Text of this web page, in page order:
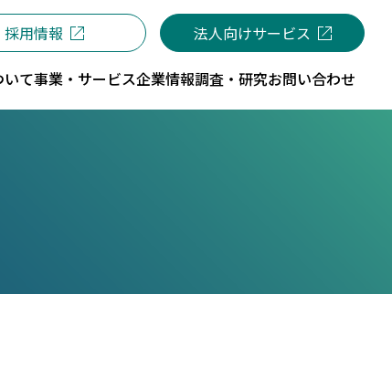
て事業・サービス企業情報調査・研究お問い合わせ
採用情報 法人向けサービス